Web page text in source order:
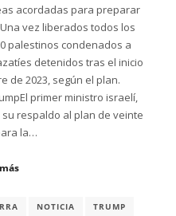
acordadas para preparar
vez liberados todos los
palestinos condenados a
detenidos tras el inicio
de 2023, según el plan.
primer ministro israelí,
respaldo al plan de veinte
la…
NOTICIA TRUMP